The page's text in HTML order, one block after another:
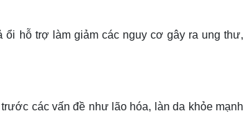
ổi hỗ trợ làm giảm các nguy cơ gây ra ung thư,
các vấn đề như lão hóa, làn da khỏe mạnh